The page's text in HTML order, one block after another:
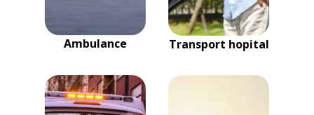
Ambulance Transport hopital